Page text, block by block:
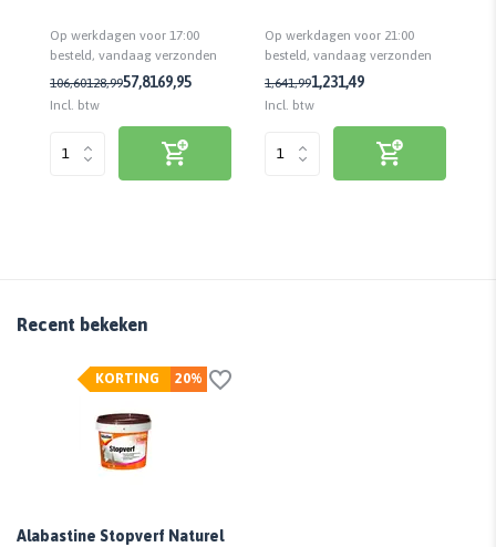
Op werkdagen voor 17:00
besteld, vandaag verzonden
106,60128,9957,8169,95
Incl. btw
Brede afstrijkrand
Op werkdagen voor 21:00
besteld, vandaag verzonden
1,641,991,231,49
Incl. btw
Recent bekeken
20%
KORTING
Alabastine Stopverf Naturel